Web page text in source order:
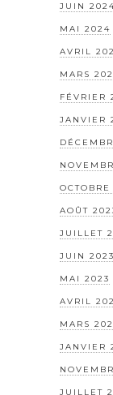
JUIN
MAI 2024
AVRIL
MARS
FÉVRIER
JANVIER
AOÛT
JUILLET
JUIN 2023
MAI 2023
AVRIL
MARS
JANVIER
JUILLET